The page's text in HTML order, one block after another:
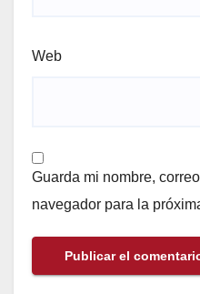
Web
Guarda mi nombre,
navegador para la